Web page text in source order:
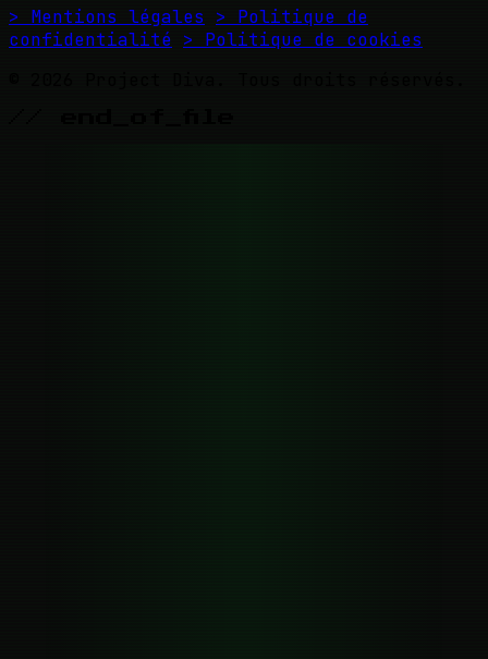
> Mentions légales
> Politique de
confidentialité > Politique de cookies